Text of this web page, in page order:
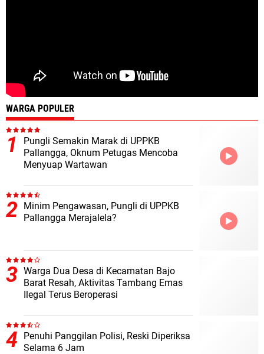
WARGA POPULER
Pungli Semakin Marak di UPPKB
Pallangga, Oknum Petugas Mencoba
Menyuap Wartawan
Minim Pengawasan, Pungli di UPPKB
Pallangga Merajalela?
Warga Dua Desa di Kecamatan Bajo
Barat Resah, Aktivitas Tambang Emas
Ilegal Terus Beroperasi
Penuhi Panggilan Polisi, Reski Diperiksa
Selama 6 Jam